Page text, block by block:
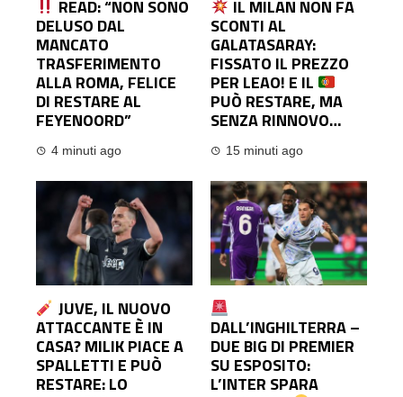
READ: “NON SONO
DELUSO DAL
MANCATO
TRASFERIMENTO
ALLA ROMA, FELICE
DI RESTARE AL
FEYENOORD”
4 minuti ago
IL MILAN NON FA
SCONTI AL
GALATASARAY:
FISSATO IL PREZZO
PER LEAO! E IL
PUÒ RESTARE, MA
SENZA RINNOVO…
15 minuti ago
JUVE, IL NUOVO
ATTACCANTE È IN
CASA? MILIK PIACE A
SPALLETTI E PUÒ
RESTARE: LO
DALL’INGHILTERRA –
DUE BIG DI PREMIER
SU ESPOSITO:
L’INTER SPARA